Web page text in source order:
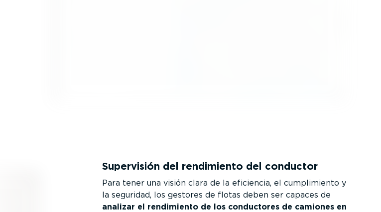
Supervisión del rendimiento del conductor
Para tener una visión clara de la eficiencia, el cumpli­miento y
la seguridad, los gestores de flotas deben ser capaces de
analizar el rendimiento de los conductores de camiones en